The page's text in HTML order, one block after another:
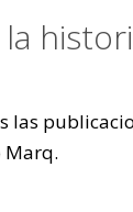
las
Marq.